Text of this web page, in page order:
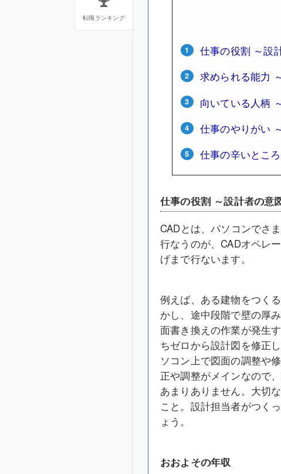
転職ランキング
仕事の役割 ～設
求められる能力
向いている人柄
仕事のやりがい
仕事の辛いとこ
仕事の役割 ～設計者の意
CADとは、パソコンでさ
行なうのが、CADオペレ
げまで行ないます。
例えば、ある建物をつく
かし、途中段階で壁の厚
面書き換えの作業が発生
ちゼロから設計図を修正
ソコン上で図面の調整や
正や調整がメインなので
あまりありません。大切
こと。設計担当者がつく
ょう。
おおよその年収